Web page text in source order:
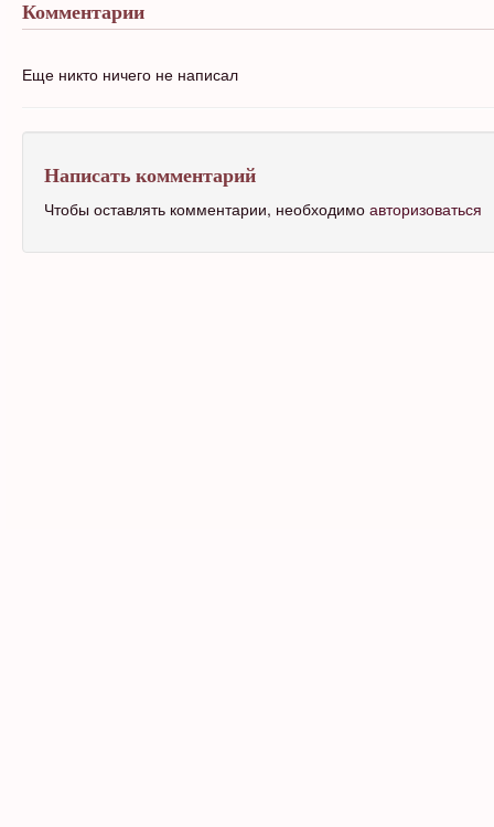
Комментарии
Еще никто ничего не написал
Написать комментарий
Чтобы оставлять комментарии, необходимо авторизоваться